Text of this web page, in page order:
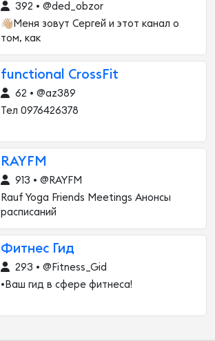
392 • @ded_obzor
👋🏼Меня зовут Сергей и этот канал о
том, как
functional CrossFit
62 • @az389
Тел 0976426378
RAYFM
913 • @RAYFM
Rauf Yoga Friends Meetings Анонсы
расписаний
Фитнес Гид
293 • @Fitness_Gid
•Ваш гид в сфере фитнеса!